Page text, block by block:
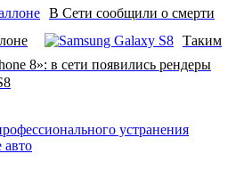
В Сети сообщили о смерти
Таким
8»: в сети появились рендеры